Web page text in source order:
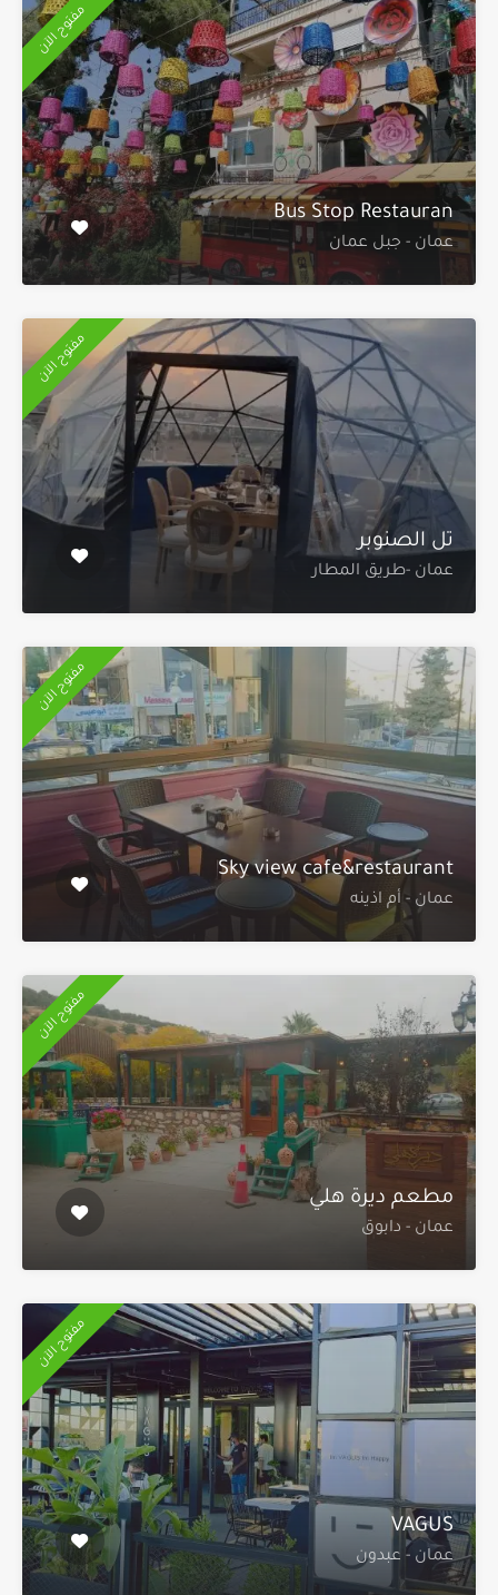
مفتوح الآن
Bus Stop Restauran
عمان - جبل عمان
مفتوح الآن
تل الصنوبر
عمان -طريق المطار
مفتوح الآن
Sky view cafe&restaurant
عمان - أم اذينه
مفتوح الآن
مطعم ديرة هلي
عمان - دابوق
مفتوح الآن
VAGUS
عمان - عبدون